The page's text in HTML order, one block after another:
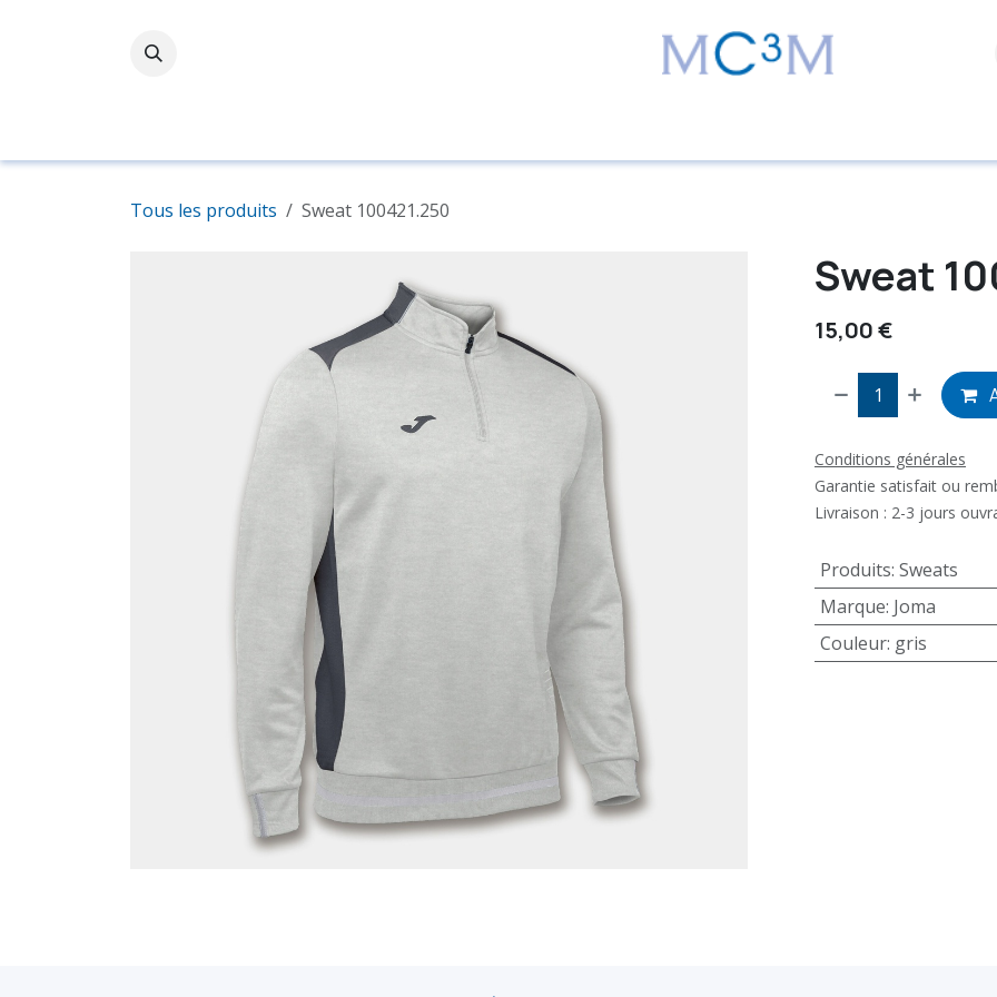
Tous les produits Sweat 100421.250
Sweat
15,00€
Conditions générales
Garantie satisfait ou
Livraison : 2-3 jours
Produits: Sweats
Marque: Joma
Couleur: gris